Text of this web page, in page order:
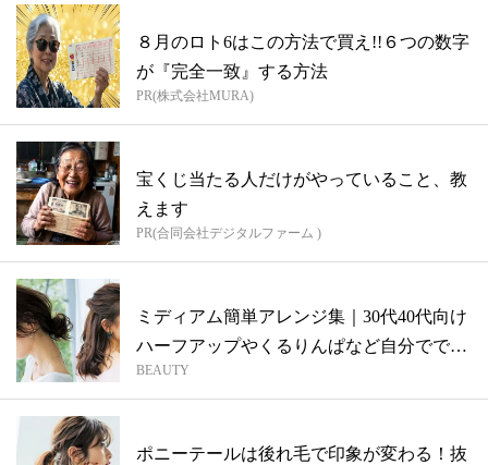
８月のロト6はこの方法で買え!!６つの数字
が『完全一致』する方法
PR(株式会社MURA)
宝くじ当たる人だけがやっていること、教
えます
PR(合同会社デジタルファーム )
ミディアム簡単アレンジ集｜30代40代向け
ハーフアップやくるりんぱなど自分でで
き...
BEAUTY
ポニーテールは後れ毛で印象が変わる！抜